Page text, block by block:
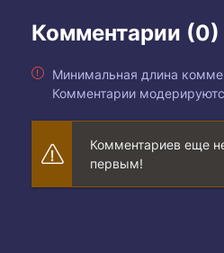
Комментарии (0)
Минимальная длина
Комментарии
Комментариев еще
первым!